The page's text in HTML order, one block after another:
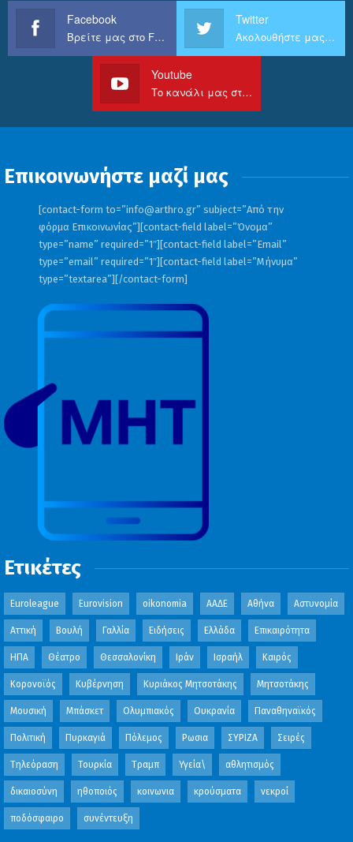
Facebook
Βρείτε μας στο Facebook
Twitter
Ακολουθήστε μας στο Twitter
Youtube
Το κανάλι μας στο Youtube
Επικοινωνήστε μαζί μας
[contact-form to=”info@arthro.gr” subject=”Από την
φόρμα Επικοινωνίας”][contact-field label=”Όνομα”
type=”name” required=”1″][contact-field label=”Email”
type=”email” required=”1″][contact-field label=”Μήνυμα”
type=”textarea”][/contact-form]
Ετικέτες
Euroleague Eurovision oikonomia ΑΑΔΕ Αθήνα Αστυνομία
Αττική Βουλή Γαλλία Ειδήσεις Ελλάδα Επικαιρότητα
ΗΠΑ Θέατρο Θεσσαλονίκη Ιράν Ισραήλ Καιρός
Κορονοϊός Κυβέρνηση Κυριάκος Μητσοτάκης Μητσοτάκης
Μουσική Μπάσκετ Ολυμπιακός Ουκρανία Παναθηναϊκός
Πολιτική Πυρκαγιά Πόλεμος Ρωσια ΣΥΡΙΖΑ Σειρές
Τηλεόραση Τουρκία Τραμπ Υγεία\ αθλητισμός
δικαιοσύνη ηθοποιός κοινωνια κρούσματα νεκροί
ποδόσφαιρο συνέντευξη